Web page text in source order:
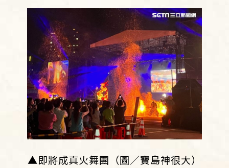
▲即將成真火舞團（圖／寶島神很大）